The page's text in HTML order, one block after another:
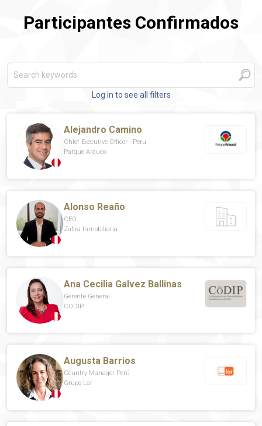
Participantes Confirmados
Log in to see all filters
Alejandro Camino
Chief Executive Officer - Peru
Parque Arauco
Alonso Reaño
CEO
Zafira Inmobiliaria
Ana Cecilia Galvez Ballinas
Gerente General
CODIP
Augusta Barrios
Country Manager Perú
Grupo Lar